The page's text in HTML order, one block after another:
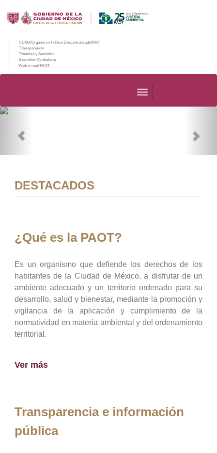
CDMX/Organismo Público Descentralizado/PAOT
Transparencia
Trámites y Servicios
Atención Ciudadana
Web e-mail PAOT
PAOT
DESTACADOS
¿Qué es la PAOT?
Es un organismo que defiende los derechos de los
habitantes de la Ciudad de México, a disfrutar de un
ambiente adecuado y un territorio ordenado para su
desarrollo, salud y bienestar, mediante la promoción y
vigilancia de la aplicación y cumplimiento de la
normatividad en materia ambiental y del ordenamiento
territorial.
Ver más
Transparencia e información
pública